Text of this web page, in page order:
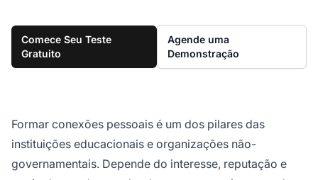
Comece Seu Teste
Gratuito
Agende uma
Demonstração
Formar conexões pessoais é um dos pilares das
instituições educacionais e organizações não-
governamentais. Depende do interesse, reputação e